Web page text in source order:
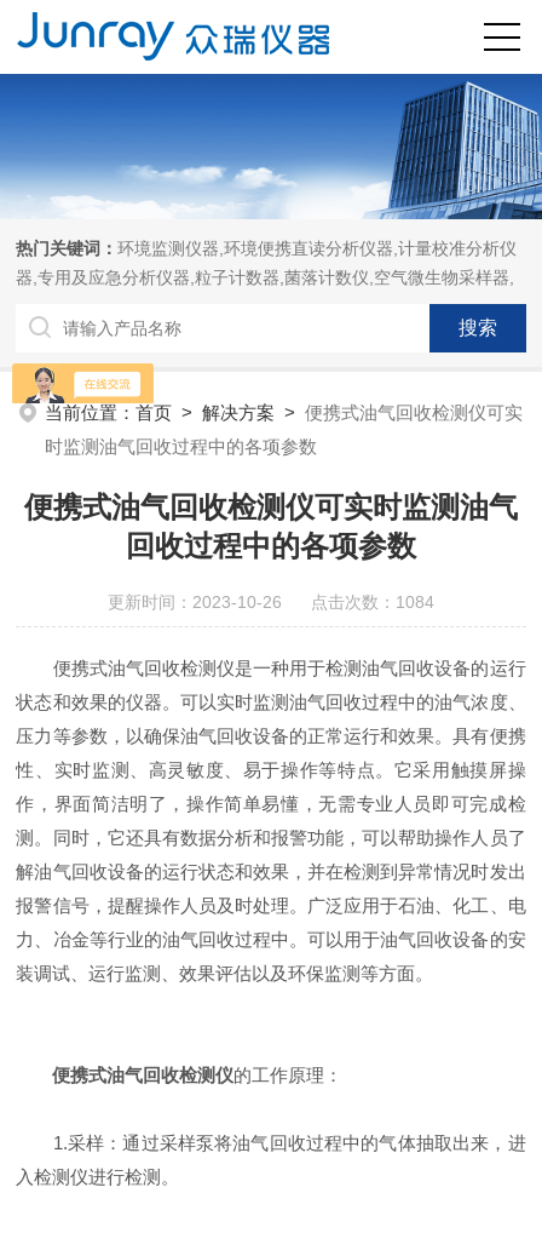
热门关键词：环境监测仪器,环境便携直读分析仪器,计量校准分析仪
器,专用及应急分析仪器,粒子计数器,菌落计数仪,空气微生物采样器,
当前位置：首页 >解决方案 >便携式油气回收检测仪可实
时监测油气回收过程中的各项参数
便携式油气回收检测仪可实时监测油气
回收过程中的各项参数
更新时间：2023-10-26 点击次数：1084
便携式油气回收检测仪是一种用于检测油气回收设备的运行
状态和效果的仪器。可以实时监测油气回收过程中的油气浓度、
压力等参数，以确保油气回收设备的正常运行和效果。具有便携
性、实时监测、高灵敏度、易于操作等特点。它采用触摸屏操
作，界面简洁明了，操作简单易懂，无需专业人员即可完成检
测。同时，它还具有数据分析和报警功能，可以帮助操作人员了
解油气回收设备的运行状态和效果，并在检测到异常情况时发出
报警信号，提醒操作人员及时处理。广泛应用于石油、化工、电
力、冶金等行业的油气回收过程中。可以用于油气回收设备的安
装调试、运行监测、效果评估以及环保监测等方面。
便携式油气回收检测仪的工作原理：
1.采样：通过采样泵将油气回收过程中的气体抽取出来，进
入检测仪进行检测。